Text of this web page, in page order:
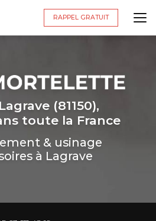
RAPPEL GRATUIT
(81150),
toute la France
& usinage
à Lagrave